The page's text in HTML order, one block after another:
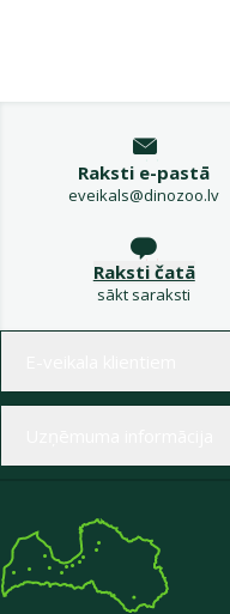
Raksti e-pastā
eveikals@dinozoo.lv
Raksti čatā
sākt saraksti